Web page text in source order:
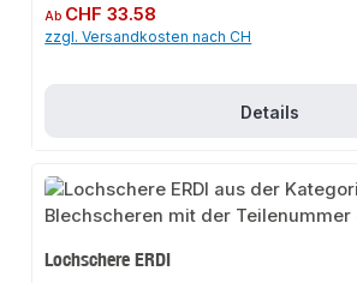
Regulärer Preis:
Ab CHF 33.58
zzgl. Versandkosten nach CH
Details
Lochschere ERDI